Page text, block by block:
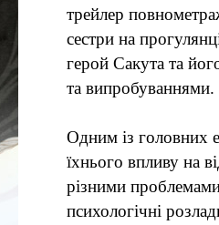
трейлер
сестри на
герой Сакута та
та випробуваннями.
Одним із головних
їхнього впливу на
різними
психологічні